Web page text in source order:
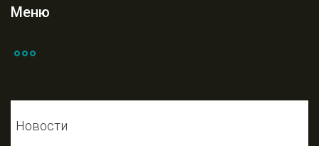
Меню
Новости